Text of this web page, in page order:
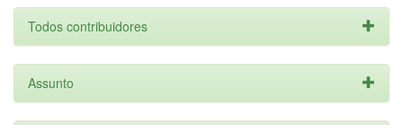
Todos contribuidores
Assunto